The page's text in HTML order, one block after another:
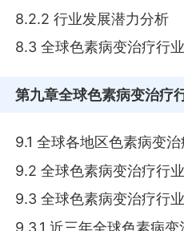
8.2.2 行业发展潜力分析
8.3 全球色素病变治疗行
第九章全球色素病变治疗
9.1 全球各地区色素病变
9.2 全球色素病变治疗行
9.3 全球色素病变治疗行
9.3.1 近三年全球色素病